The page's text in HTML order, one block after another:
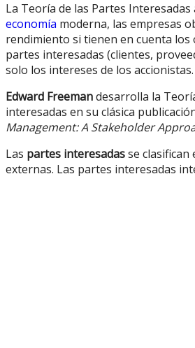
La Teoría de las Partes Interesadas
economía moderna, las empresas
rendimiento si tienen en cuenta los
partes interesadas (clientes,
solo los intereses de los accionistas.
Edward Freemandesarrolla la
interesadas en su clásica
Management: A Stakeholder
Las partes interesadasse
externas. Las partes interesadas